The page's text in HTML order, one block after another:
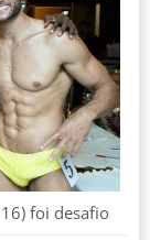
foi desafio